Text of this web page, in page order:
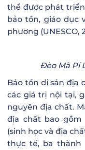
thể được phát
bảo tồn, giáo dục
phương (UNESCO,
Đèo Mã Pí
Bảo tồn di sản địa
các giá trị nội tại,
nguyên địa chất.
địa chất bao gồm
(sinh học và địa
thực tế, ba thành